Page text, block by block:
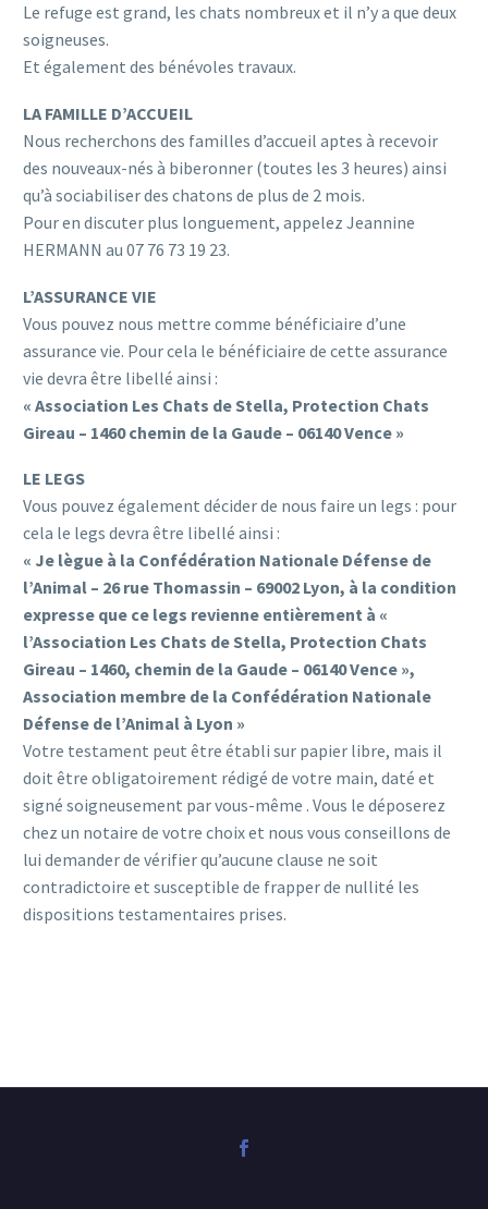
Le refuge est grand, les chats nombreux et il n’y a que deux
soigneuses.
Et également des bénévoles travaux.
LA FAMILLE D’ACCUEIL
Nous recherchons des familles d’accueil aptes à recevoir
des nouveaux-nés à biberonner (toutes les 3 heures) ainsi
qu’à sociabiliser des chatons de plus de 2 mois.
Pour en discuter plus longuement, appelez Jeannine
HERMANN au 07 76 73 19 23.
L’ASSURANCE VIE
Vous pouvez nous mettre comme bénéficiaire d’une
assurance vie. Pour cela le bénéficiaire de cette assurance
vie devra être libellé ainsi :
« Association Les Chats de Stella, Protection Chats
Gireau – 1460 chemin de la Gaude – 06140 Vence »
LE LEGS
Vous pouvez également décider de nous faire un legs : pour
cela le legs devra être libellé ainsi :
« Je lègue à la Confédération Nationale Défense de
l’Animal – 26 rue Thomassin – 69002 Lyon, à la condition
expresse que ce legs revienne entièrement à «
l’Association Les Chats de Stella, Protection Chats
Gireau – 1460, chemin de la Gaude – 06140 Vence »,
Association membre de la Confédération Nationale
Défense de l’Animal à Lyon »
Votre testament peut être établi sur papier libre, mais il
doit être obligatoirement rédigé de votre main, daté et
signé soigneusement par vous-même . Vous le déposerez
chez un notaire de votre choix et nous vous conseillons de
lui demander de vérifier qu’aucune clause ne soit
contradictoire et susceptible de frapper de nullité les
dispositions testamentaires prises.